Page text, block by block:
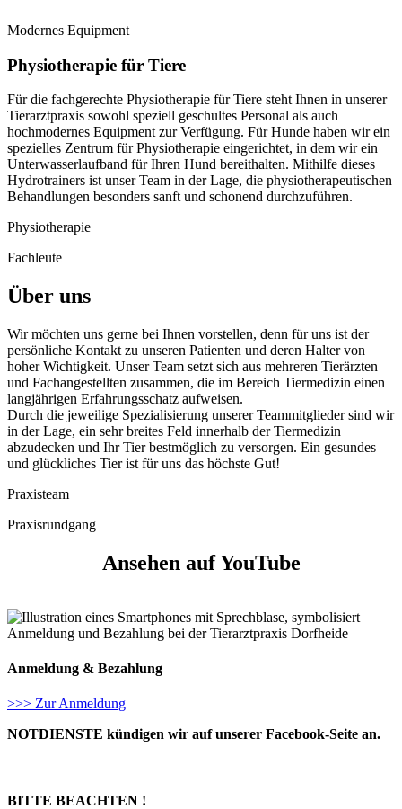
Modernes Equipment
Physiotherapie für Tiere
Für die fachgerechte Physiotherapie für Tiere steht Ihnen in unserer
Tierarztpraxis sowohl speziell geschultes Personal als auch
hochmodernes Equipment zur Verfügung. Für Hunde haben wir ein
spezielles Zentrum für Physiotherapie eingerichtet, in dem wir ein
Unterwasserlaufband für Ihren Hund bereithalten. Mithilfe dieses
Hydrotrainers ist unser Team in der Lage, die physiotherapeutischen
Behandlungen besonders sanft und schonend durchzuführen.
Physiotherapie
Fachleute
Über uns
Wir möchten uns gerne bei Ihnen vorstellen, denn für uns ist der
persönliche Kontakt zu unseren Patienten und deren Halter von
hoher Wichtigkeit. Unser Team setzt sich aus mehreren Tierärzten
und Fachangestellten zusammen, die im Bereich Tiermedizin einen
langjährigen Erfahrungsschatz aufweisen.
Durch die jeweilige Spezialisierung unserer Teammitglieder sind wir
in der Lage, ein sehr breites Feld innerhalb der Tiermedizin
abzudecken und Ihr Tier bestmöglich zu versorgen. Ein gesundes
und glückliches Tier ist für uns das höchste Gut!
Praxisteam
Praxisrundgang
Ansehen auf YouTube
Anmeldung & Bezahlung
>>> Zur Anmeldung
NOTDIENSTE kündigen wir auf unserer Facebook-Seite an.
BITTE BEACHTEN !